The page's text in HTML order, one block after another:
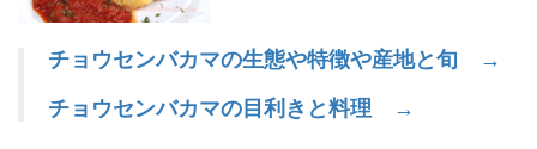
チョウセンバカマの生態や特徴や産地と旬 →
チョウセンバカマの目利きと料理 →